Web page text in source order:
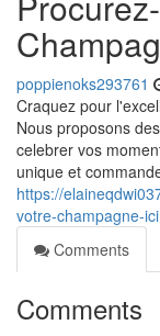
poppienoks293761
Craquez pour
Nous proposons
celebrer vos
unique et
https://
votre-champagne-ici
Comments
Comments